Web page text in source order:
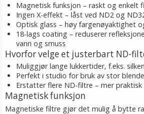
Magnetisk funksjon – raskt og enkelt
Ingen X-effekt – låst ved ND2 og
Optisk glass – høy fargenøyaktighet
18-lags coating – reduserer
vann og smuss
Hvorfor velge et justerbart ND-
Muliggjør lange lukkertider, f.eks.
Perfekt i studio for bruk av stor
Erstatter flere ND-filtre – mer
Magnetisk funksjon
Magnetiske filtre gjør det mulig å bytte